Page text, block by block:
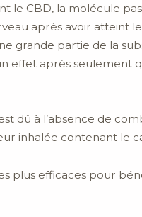
le CBD, la molécule
après avoir atteint
grande partie de la
effet après seulement
dû à l’absence de
inhalée contenant le
plus efficaces pour